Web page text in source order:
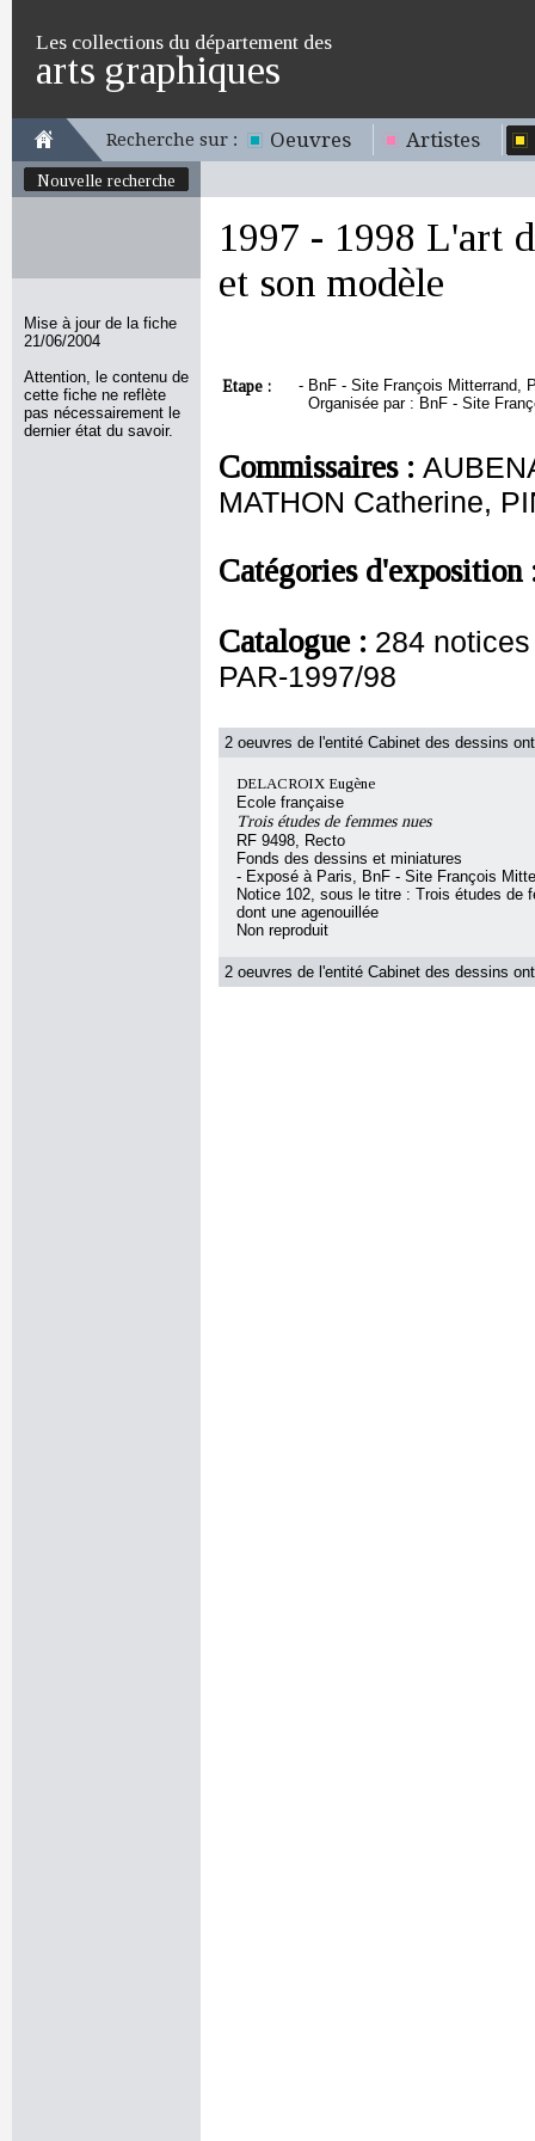
Les collections du département des
arts graphiques
Recherche sur : Oeuvres Artistes
Nouvelle recherche
Mise à jour de la fiche
21/06/2004
Attention, le contenu de
cette fiche ne reflète
pas nécessairement le
dernier état du savoir.
1997 - 1998 L'art
et son modèle
Etape : - BnF - Site François Mitterrand,
Organisée par : BnF - Site
Commissaires :
MATHON Catherine,
Catégories
Catalogue : 284
PAR-1997/98
2 oeuvres de l'entité Cabinet des dessins
DELACROIX Eugène
Ecole française
Trois études de femmes nues
RF 9498, Recto
Fonds des dessins et miniatures
- Exposé à Paris, BnF - Site François
Notice 102, sous le titre : Trois études de
dont une agenouillée
Non reproduit
2 oeuvres de l'entité Cabinet des dessins